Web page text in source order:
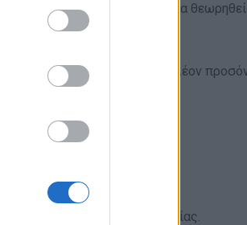
ξενοδοχειακό περιβάλλον θα
γλώσσας θα θεωρηθεί επιπλέον
Σύμβασης Εργασίας.